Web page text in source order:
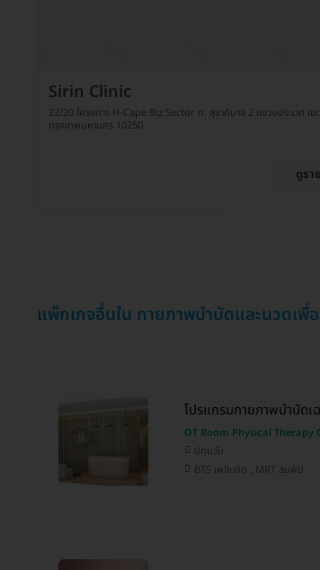
Sirin Clinic
22/20 โครงการ H-Cape Biz Sector ถ. สุขาภิบาล​ 2 แขวงประเวศ เขตป
กรุงเทพมหานคร 10250
ดูรา
แพ็กเกจอื่นใน กายภาพบำบัดและนวดเ
โปรแกรมกายภาพบำบัด
OT Room Physical Therapy
ปทุมวัน
BTS เพลินจิต , MRT ลุมพินี